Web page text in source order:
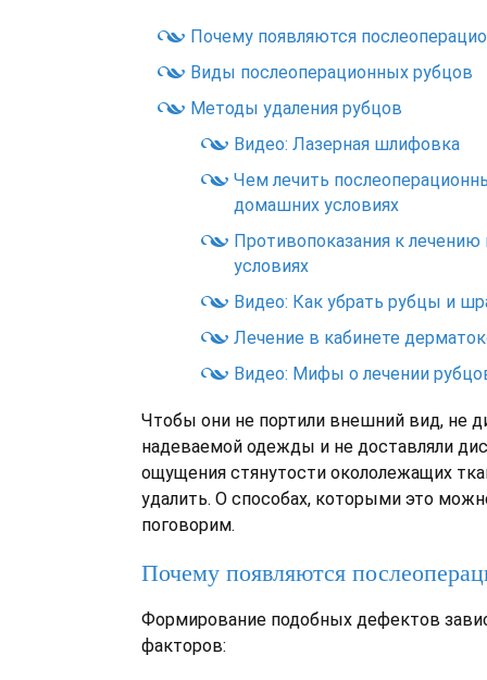
Почему появляются
Виды послеоперационных рубцов
Методы удаления рубцов
Видео: Лазерная шлифовка
Чем лечить
домашних условиях
Противопоказания к
условиях
Видео: Как убрать рубцы и
Лечение в кабинете
Видео: Мифы о лечении
Чтобы они не портили внешний вид, не
надеваемой одежды и не доставляли
ощущения стянутости окололежащих
удалить. О способах, которыми это
поговорим.
Почему появляются
Формирование подобных дефектов
факторов: